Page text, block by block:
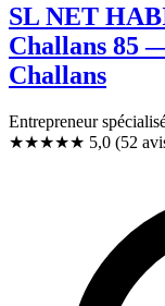
SL NET
Challans 85
Challans
Entrepreneur
★★★★★ 5,0 (52